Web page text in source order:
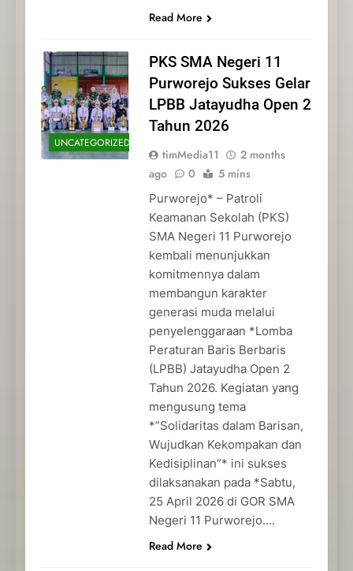
Read More
UNCATEGORIZED
PKS SMA Negeri 11
Purworejo Sukses Gelar
LPBB Jatayudha Open 2
Tahun 2026
timMedia11
2 months
ago
0 5 mins
Purworejo* – Patroli
Keamanan Sekolah (PKS)
SMA Negeri 11 Purworejo
kembali menunjukkan
komitmennya dalam
membangun karakter
generasi muda melalui
penyelenggaraan *Lomba
Peraturan Baris Berbaris
(LPBB) Jatayudha Open 2
Tahun 2026. Kegiatan yang
mengusung tema
*”Solidaritas dalam Barisan,
Wujudkan Kekompakan dan
Kedisiplinan”* ini sukses
dilaksanakan pada *Sabtu,
25 April 2026 di GOR SMA
Negeri 11 Purworejo….
Read More